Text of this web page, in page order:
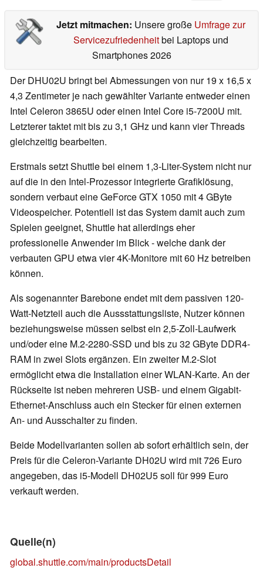
Jetzt mitmachen: Unsere große Umfrage zur
Servicezufriedenheitbei Laptops und
Smartphones 2026
Der DHU02U bringt bei Abmessungen von nur 19 x 16,5 x
4,3 Zentimeter je nach gewählter Variante entweder einen
Intel Celeron 3865U oder einen Intel Core i5-7200U mit.
Letzterer taktet mit bis zu 3,1 GHz und kann vier Threads
gleichzeitig bearbeiten.
Erstmals setzt Shuttle bei einem 1,3-Liter-System nicht nur
auf die in den Intel-Prozessor integrierte Grafiklösung,
sondern verbaut eine GeForce GTX 1050 mit 4 GByte
Videospeicher. Potentiell ist das System damit auch zum
Spielen geeignet, Shuttle hat allerdings eher
professionelle Anwender im Blick - welche dank der
verbauten GPU etwa vier 4K-Monitore mit 60 Hz betreiben
können.
Als sogenannter Barebone endet mit dem passiven 120-
Watt-Netzteil auch die Aussstattungsliste, Nutzer können
beziehungsweise müssen selbst ein 2,5-Zoll-Laufwerk
und/oder eine M.2-2280-SSD und bis zu 32 GByte DDR4-
RAM in zwei Slots ergänzen. Ein zweiter M.2-Slot
ermöglicht etwa die Installation einer WLAN-Karte. An der
Rückseite ist neben mehreren USB- und einem Gigabit-
Ethernet-Anschluss auch ein Stecker für einen externen
An- und Ausschalter zu finden.
Beide Modellvarianten sollen ab sofort erhältlich sein, der
Preis für die Celeron-Variante DH02U wird mit 726 Euro
angegeben, das i5-Modell DH02U5 soll für 999 Euro
verkauft werden.
Quelle(n)
global.shuttle.com/main/productsDetail